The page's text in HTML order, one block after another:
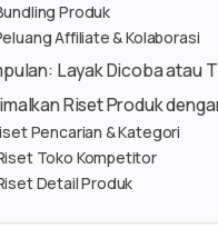
Produk
Affiliate & Kolaborasi
Layak Dicoba atau
Riset Produk
Pencarian & Kategori
Toko Kompetitor
Detail Produk